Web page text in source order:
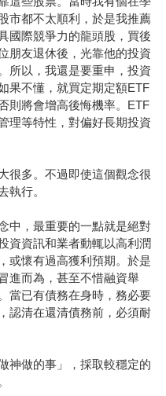
市都不太順利，於是我推薦
國際競爭力的龍頭股，買後
朋友退休後，光靠他的投資
所以，我還是要重申，投資
果不懂，就買定期定額ETF
則將會增高後悔機率。ETF
理等特性，對偏好長期投資
很多。不過即使這個觀念很
執行。
中，最重要的一點就是絕對
資資訊和業者動輒以高利潤
或懷有過高獲利預期。於是
進而為，甚至不惜融資舉
當已有債務在身時，務必要
認清在還清債務前，必須耐
神做的事」，採取較穩定的